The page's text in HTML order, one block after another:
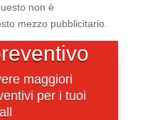
non è
mezzo pubblicitario.
maggiori
per i tuoi